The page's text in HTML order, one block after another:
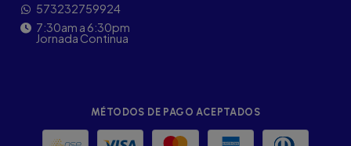
573232759924
7:30am a 6:30pm
Jornada Continua
MÉTODOS DE PAGO ACEPTADOS